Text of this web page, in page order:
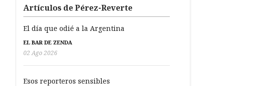
Artículos de Pérez-Reverte
El día que odié a la Argentina
EL BAR DE ZENDA
02 Ago 2026
Esos reporteros sensibles